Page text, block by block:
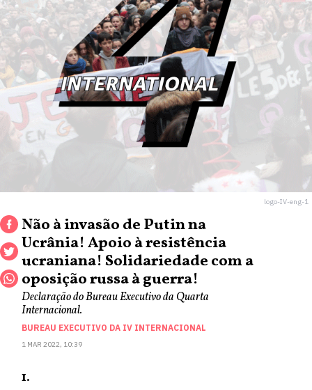
logo-IV-eng-1
Não à invasão de Putin na
Ucrânia! Apoio à resistência
ucraniana! Solidariedade com a
oposição russa à guerra!
Declaração do Bureau Executivo da Quarta
Internacional.
BUREAU EXECUTIVO DA IV INTERNACIONAL
1 MAR 2022, 10:39
1.